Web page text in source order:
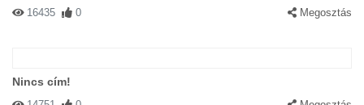
16435 0 Megosztás
Nincs cím!